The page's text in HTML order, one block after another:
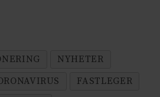
NYHETER
FASTLEGER